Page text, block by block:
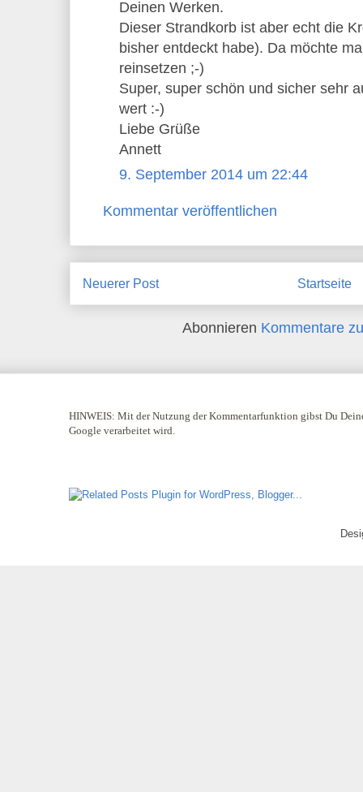
Deinen Werken.
Dieser Strandkorb ist aber echt die
bisher entdeckt habe). Da möchte
reinsetzen ;-)
Super, super schön und sicher sehr
wert :-)
Liebe Grüße
Annett
9. September 2014 um 22:44
Kommentar veröffentlichen
Neuerer Post Startseite
Abonnieren Kommentare
HINWEIS: Mit der Nutzung der Kommentarfunktion gibst Du
Google verarbeitet wird.